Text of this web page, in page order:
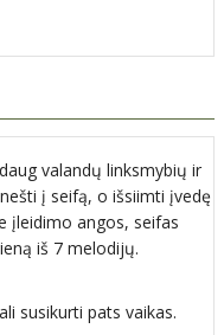
valandų linksmybių ir
į seifą, o išsiimti įvedę
įleidimo angos, seifas
iš 7 melodijų.
susikurti pats vaikas.